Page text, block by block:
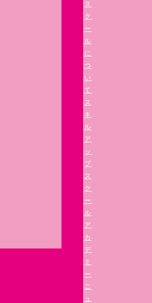
ス
ク
ー
ル
に
つ
い
て
ス
キ
ル
ア
ッ
プ
ス
ク
ー
ル
ア
カ
デ
ミ
ー
ニ
ュ